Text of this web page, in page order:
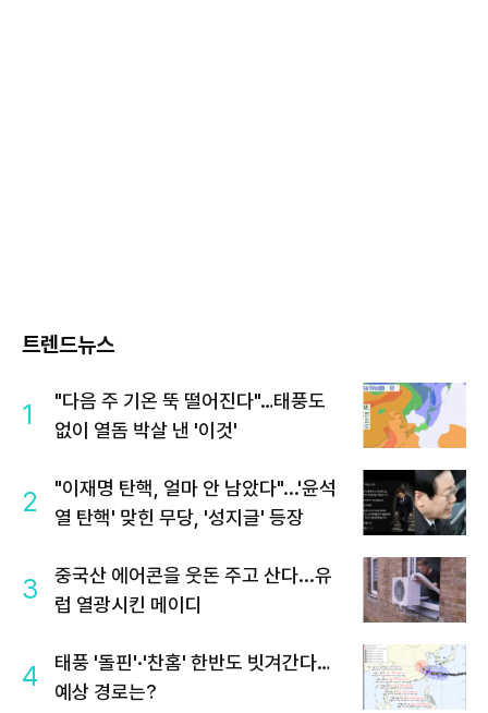
트렌드뉴스
1
"다음 주 기온 뚝 떨어진다"…태풍도
없이 열돔 박살 낸 '이것'
2
"이재명 탄핵, 얼마 안 남았다"...'윤석
열 탄핵' 맞힌 무당, '성지글' 등장
3
중국산 에어콘을 웃돈 주고 산다...유
럽 열광시킨 메이디
4
태풍 '돌핀'·'찬홈' 한반도 빗겨간다…
예상 경로는?